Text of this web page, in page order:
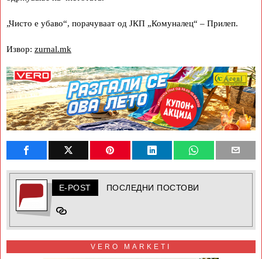
„Чисто е убаво“, порачуваат од ЈКП „Комуналец“ – Прилеп.
Извор: zurnal.mk
E-POST ПОСЛЕДНИ ПОСТОВИ
VERO MARKETI